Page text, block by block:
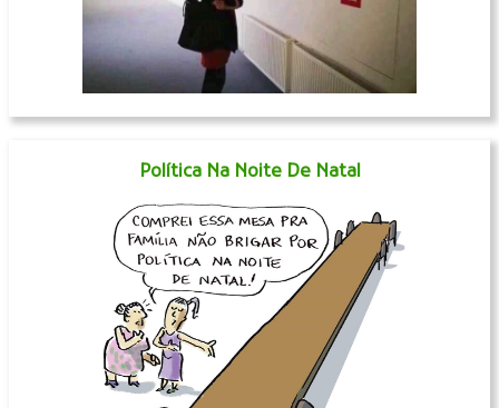
Política Na Noite De Natal